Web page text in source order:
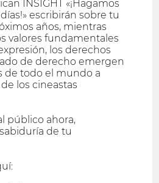
INSIGHT «¡Hagamos
escribirán sobre tu
años, mientras
valores fundamentales
los derechos
de derecho emergen
de todo el mundo a
los cineastas
público ahora,
de tu